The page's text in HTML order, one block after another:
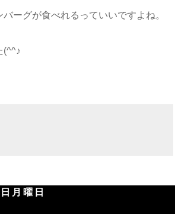
ーグが食べれるっていいですよね。
(^^♪
月曜日